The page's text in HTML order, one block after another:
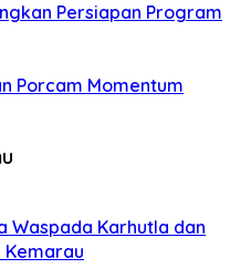
Persiapan Program
Porcam Momentum
Waspada Karhutla dan
Kemarau